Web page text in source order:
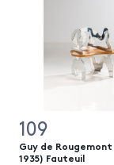
109
Guy de
1935) Fauteuil